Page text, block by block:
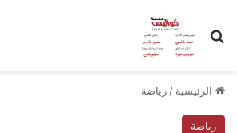
بحث عن
الرئيسية / رياضة
رياضة